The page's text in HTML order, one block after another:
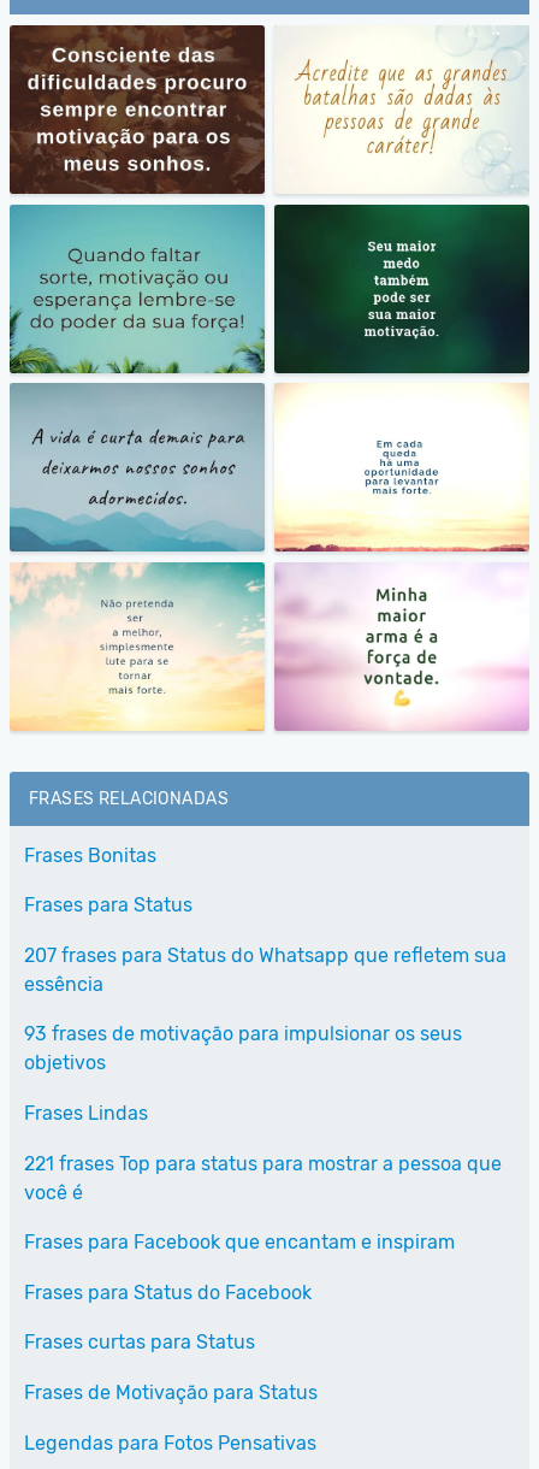
FRASES RELACIONADAS
Frases Bonitas
Frases para Status
207 frases para Status do Whatsapp que refletem sua
essência
93 frases de motivação para impulsionar os seus
objetivos
Frases Lindas
221 frases Top para status para mostrar a pessoa que
você é
Frases para Facebook que encantam e inspiram
Frases para Status do Facebook
Frases curtas para Status
Frases de Motivação para Status
Legendas para Fotos Pensativas